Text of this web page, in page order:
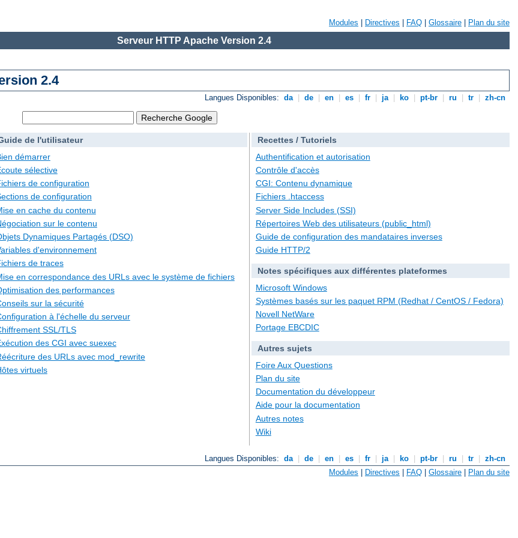
Modules Directives FAQ Glossaire Plan du site
Serveur HTTP Apache Version 2.4
2.4
Langues Disponibles: da de en es fr ja ko pt-br ru tr zh-cn
de l'utilisateur
démarrer
sélective
de configuration
de configuration
en cache du contenu
sur le contenu
Dynamiques Partagés (DSO)
d'environnement
de traces
en correspondance des URLs avec le système de fichiers
des performances
sur la sécurité
à l'échelle du serveur
SSL/TLS
des CGI avec suexec
des URLs avec mod_rewrite
virtuels
Recettes / Tutoriels
Authentification et autorisation
Contrôle d'accès
CGI: Contenu dynamique
Fichiers .htaccess
Server Side Includes (SSI)
Répertoires Web des utilisateurs (public_html)
Guide de configuration des mandataires inverses
Guide HTTP/2
Notes spécifiques aux différentes plateformes
Microsoft Windows
Systèmes basés sur les paquet RPM (Redhat / CentOS / Fedora)
Novell NetWare
Portage EBCDIC
Autres sujets
Foire Aux Questions
Plan du site
Documentation du développeur
Aide pour la documentation
Autres notes
Wiki
Langues Disponibles: da de en es fr ja ko pt-br ru tr
zh-cn
Modules | Directives | FAQ | Glossaire | Plan du site